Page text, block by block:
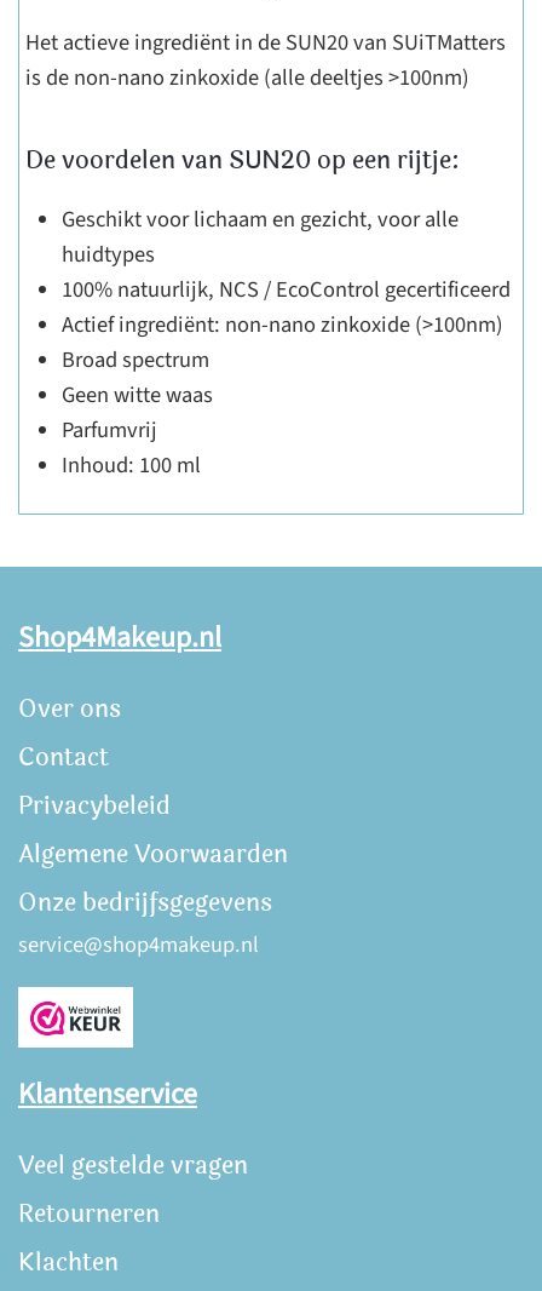
Het actieve ingrediënt in de SUN20 van SUiTMatters
is de non-nano zinkoxide (alle deeltjes >100nm)
De voordelen van SUN20 op een rijtje:
Geschikt voor lichaam en gezicht, voor alle
huidtypes
100% natuurlijk, NCS / EcoControl gecertificeerd
Actief ingrediënt: non-nano zinkoxide (>100nm)
Broad spectrum
Geen witte waas
Parfumvrij
Inhoud: 100 ml
Shop4Makeup.nl
Over ons
Contact
Privacybeleid
Algemene Voorwaarden
Onze bedrijfsgegevens
service@shop4makeup.nl
Klantenservice
Veel gestelde vragen
Retourneren
Klachten